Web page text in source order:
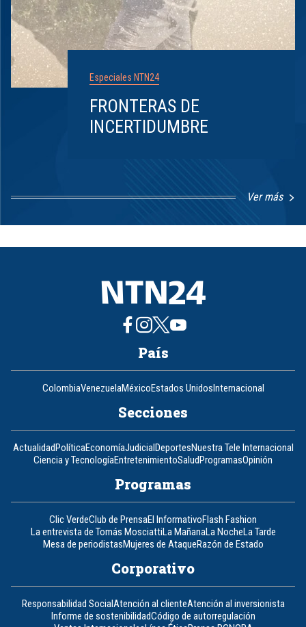
Especiales NTN24
FRONTERAS DE
INCERTIDUMBRE
Ver más
1
8
País
ColombiaVenezuelaMéxicoEstados Unidos Internacional
Secciones
Actualidad PolíticaEconomíaJudicial DeportesNuestra Tele Internacional
Ciencia y TecnologíaEntretenimientoSalud ProgramasOpinión
Programas
Clic VerdeClub de PrensaEl InformativoFlash Fashion
La entrevista de Tomás MosciattiLa MañanaLa NocheLa Tarde
Mesa de periodistasMujeres de AtaqueRazón de Estado
Corporativo
Responsabilidad SocialAtención al clienteAtención al inversionista
Informe de sostenibilidadCódigo de autorregulación